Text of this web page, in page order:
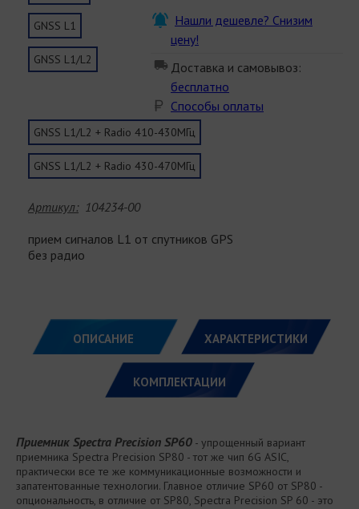
Нашли дешевле? Снизим
цену!
Доставка и самовывоз:
бесплатно
Способы оплаты
GNSS L1
GNSS L1/L2
GNSS L1/L2 + Radio 410-430МГц
GNSS L1/L2 + Radio 430-470МГц
Артикул: 104234-00
прием сигналов L1 от спутников GPS
без радио
ОПИСАНИЕ ХАРАКТЕРИСТИКИ
КОМПЛЕКТАЦИИ
Приемник Spectra Precision SP60 - упрощенный вариант
приемника Spectra Precision SP80 - тот же чип 6G ASIC,
практически все те же коммуникационные возможности и
запатентованные технологии. Главное отличие SP60 от SP80 -
опциональность, в отличие от SP80, Spectra Precision SP 60 - это